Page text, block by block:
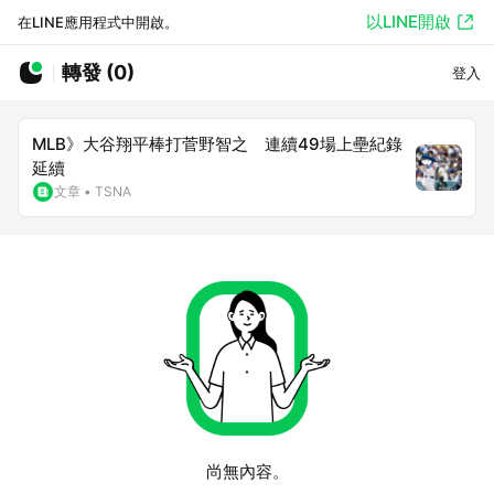
在LINE應用程式中開啟。 以LINE開啟
轉發 (0) 登入
MLB》大谷翔平棒打菅野智之 連續49場上壘紀錄
延續
文章 • TSNA
尚無內容。